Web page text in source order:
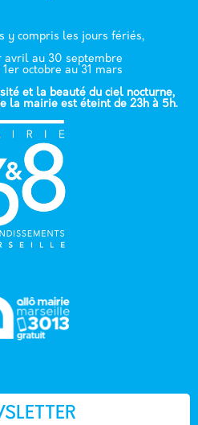
y compris les jours fériés,
avril au 30 septembre
octobre au 31 mars
et la beauté du ciel nocturne,
la mairie est éteint de 23h à 5h.